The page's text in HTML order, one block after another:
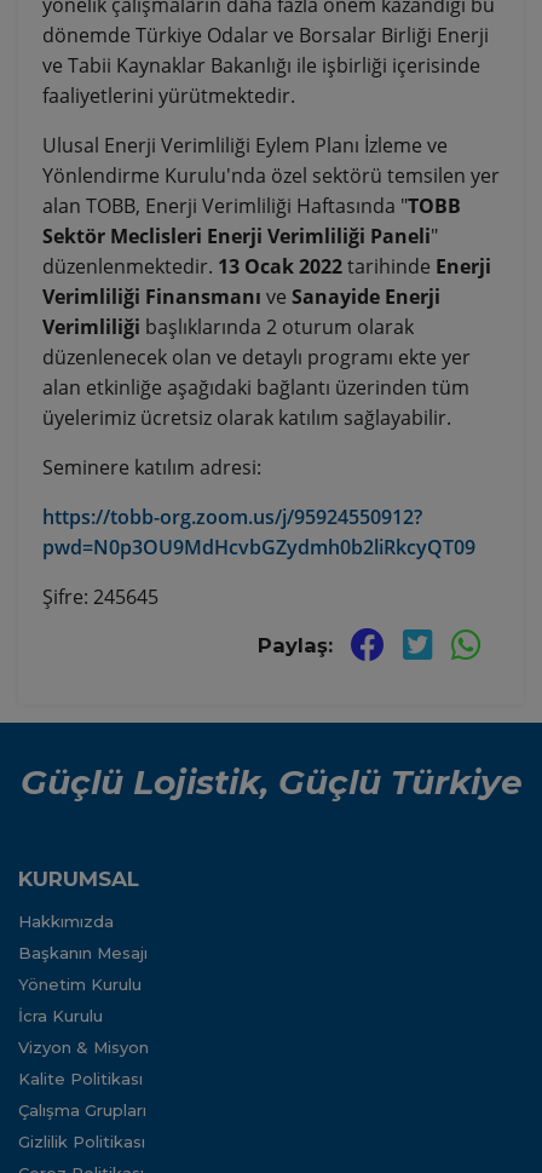
dönemde Türkiye Odalar ve Borsalar Birliği Enerji
ve Tabii Kaynaklar Bakanlığı ile işbirliği içerisinde
faaliyetlerini yürütmektedir.
Ulusal Enerji Verimliliği Eylem Planı İzleme ve
Yönlendirme Kurulu'nda özel sektörü temsilen yer
alan TOBB, Enerji Verimliliği Haftasında "TOBB
Sektör Meclisleri Enerji Verimliliği Paneli"
düzenlenmektedir. 13 Ocak 2022tarihinde Enerji
Verimliliği Finansmanı ve Sanayide Enerji
Verimliliği başlıklarında 2 oturum olarak
düzenlenecek olan ve detaylı programı ekte yer
alan etkinliğe aşağıdaki bağlantı üzerinden tüm
üyelerimiz ücretsiz olarak katılım sağlayabilir.
Seminere katılım adresi:
https://tobb-org.zoom.us/j/95924550912?
pwd=N0p3OU9MdHcvbGZydmh0b2liRkcyQT09
Şifre: 245645
Paylaş:
Güçlü Lojistik, Güçlü Türkiye
KURUMSAL
Hakkımızda
Başkanın Mesajı
Yönetim Kurulu
İcra Kurulu
Vizyon & Misyon
Kalite Politikası
Çalışma Grupları
Gizlilik Politikası